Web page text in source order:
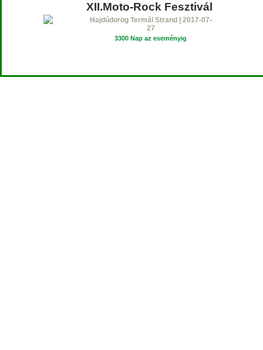
XII.Moto-Rock Fesztivál
Hajdúdorog Termál Strand | 2017-07-
27
3300 Nap az eseményig